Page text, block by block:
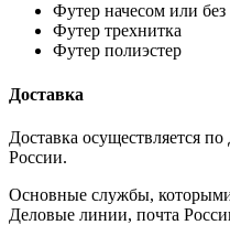
Футер начесом или без
Футер трехнитка
Футер полиэстер
Доставка
Доставка осуществляется
России.
Основные службы,
Деловые линии, почта